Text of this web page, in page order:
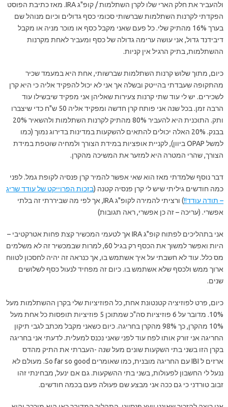
ולהעביר את חלק הארי שלו לקרן השתלמות / קופ"ג IRA. מאז כתיבת הפוסט
הפקדתי לקרנות השתלמות שברשותי סכומי כסף גדולים וכיום מנוהל שם
בערך 16% מהתיק שלי. כל פעם שאני מקבל כסף או מוכר מניה או מקבל
דיבידנד גדול, אני עושה ערימה גדולה של כסף ומעביר לאחת מקרנות
ההשתלמות, בתיק הרגיל אין קניות.
כיום, מתוך שלוש קרנות השתלמות שברשותי, אחת היא במעמד שכיר
מהתקופה שעבדתי בהייטק ובשלה אך אני לא יכול להפקיד אליה כי היא קרן
לשכירים. יש לי עוד שתי קרנות צעירות שאליהן אני מפקיד שיבשילו עוד
הרבה זמן. בכל שנה אני פותח קרן חדשה ומפקיד אליה 50 ש"ח כדי שיצברו
ותק. התוכנית היא להעביר 80% מהתיק לקרנות השתלמות ולהשאיר 20%
בבנק. 20% האלה יכולים להתאים להשקעות במדינות בדירוג נמוך (כמו
למשל OPAP ביוון), לקניית אופציות במידת הצורך ולמחיה שוטפת במידת
הצורך, שהרי המטרה היא למזער את המשיכה מהקרן.
דבר נוסף שלמדתי מאז הוא שאי אפשר להמיר קרן פנסיה לקופת גמל. לפני
כמה חודשים גיליתי שיש לי קרן פנסיה קטנה ( בזכות הפרוייקט של עודד שריג
– תודה עודד!!
) ורציתי להמירה לקופ"ג IRA, אך לפי מה שביררתי זה בלתי
אפשרי. (עריכה – זה כן אפשרי, ראה תגובות)
אני בתהליכים לפתוח קופ"ג IRA אך לטעמי המכשיר קצת פחות אטרקטיבי –
היות ואפשר למשוך את הכסף רק בגיל 60, למרות שבמכשיר זה לא משלמים
מס כלל. עוד לא חשבתי על איך אשתמש בו, אך כנראה זה יהיה לחסכון לטווח
ארוך ממש ולכסף שלא אשתמש בו. כיום זה מפחיד לנעול כסף לשלושים
שנים.
כיום, פרט לפוזיציה קטנטונת אחת, כל הפוזיציות שלי בקרן ההשתלמות מעל
10%. מדובר על 6 פוזיציות סה"כ שמתוכן 5 פוזיציות תופסות כל אחת מעל
10% מהקרן, כך 98% מהקרן בחריגה. כיום כשאני מקבל מכתב לגבי תיקון
החריגה אני זורק אותו לפח עוד לפני שאני נכנס למעלית. לדעתי אני בחריגה
בקרן הזו בשני בתי השקעות שונים מעל שנה -העברתי את התיק מהדס
ארזים ל IBI עם החריגה מובנית, כמו שאומרים So far so good. מעולם לא
ננעל לי החשבון לפעולות, בשני בתי ההשקעות. גם אם ינעל, מבחינתי זהו
זבוב טורדני כי גם ככה אני מבצע שם פעולה פעם בכמה חודשים.